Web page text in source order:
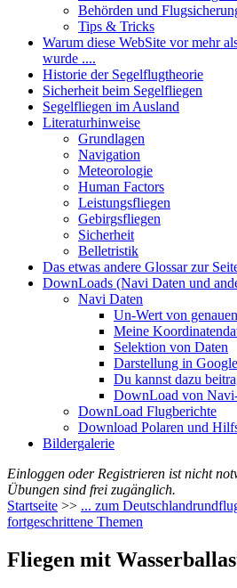
Behörden und
Tips & Tricks
Warum diese WebSite vor mehr
wurde ....
Historie der Segelflugtheorie
Sicherheit beim Segelfliegen
Segelfliegen im Ausland
Literaturhinweise
Grundlagen
Navigation
Meteorologie
Human Factors
Leistungsfliegen
Gebirgsfliegen
Sicherheit
Belletristik
Das etwas andere Glossar zur
DownLoads (Navi Daten und
Navi Daten
Un-Wert von
Meine
Selektion von Daten
Darstellung in
Du kannst dazu
DownLoad von
DownLoad Flugberichte
Download Polaren und
Bildergalerie
Einloggen oder Registrieren ist nicht
Übungen sind frei zugänglich.
Startseite >> ... zum
fortgeschrittene Themen
Fliegen mit